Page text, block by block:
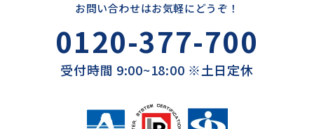
お問い合わせはお気軽にどうぞ！
0120-377-700
受付時間 9:00~18:00 ※土日定休